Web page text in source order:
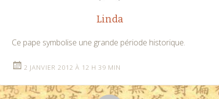
Linda
Ce pape symbolise une grande période historique.
2 JANVIER 2012 À 12 H 39 MIN